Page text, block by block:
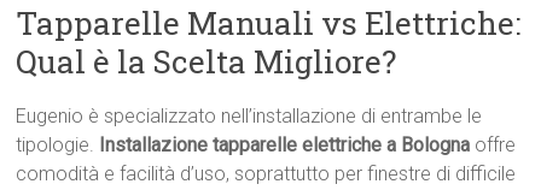
Tapparelle Manuali vs Elettriche:
Qual è la Scelta Migliore?
Eugenio è specializzato nell’installazione di entrambe le
tipologie. Installazione tapparelle elettriche a Bologna offre
comodità e facilità d’uso, soprattutto per finestre di difficile